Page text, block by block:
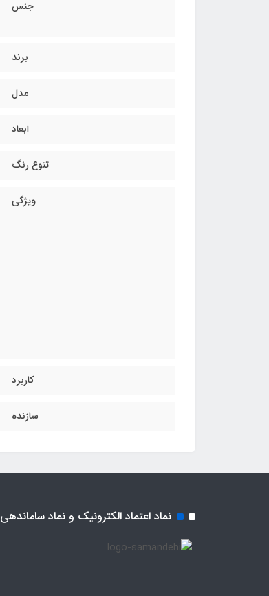
جنس
برند
مدل
ابعاد
تنوع رنگ
ویژگی
کاربرد
سازنده
نماد اعتماد الکترونیک و نماد ساماندهی